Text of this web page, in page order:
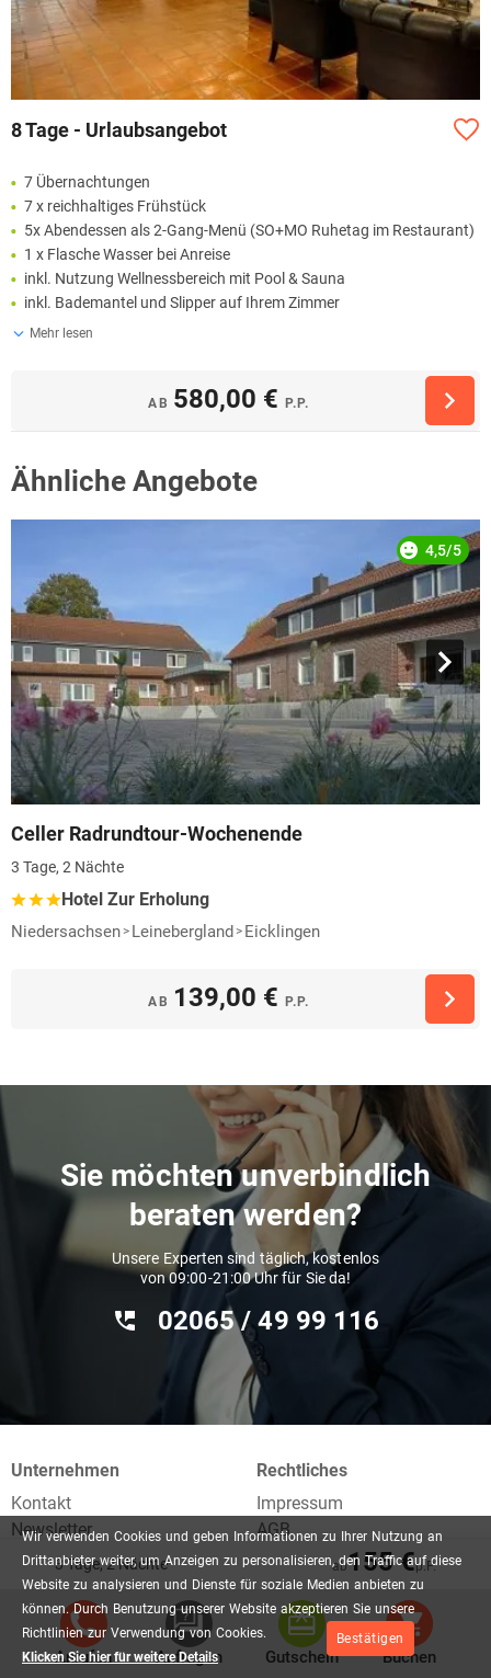
Wir verwenden Cookies und geben Informationen zu Ihrer Nutzung an
Drittanbieter weiter, um Anzeigen zu personalisieren, den Traffic auf diese
Website zu analysieren und Dienste für soziale Medien anbieten zu
können. Durch Benutzung unserer Website akzeptieren Sie unsere
Richtlinien zur Verwendung von Cookies.
Klicken Sie hier für weitere Details
Bestätigen
3 Tage, 2 Nächte ab155 €p.P.
Anrufen Anfragen Gutschein Buchen
8 Tage - Urlaubsangebot
7 Übernachtungen
7 x reichhaltiges Frühstück
5x Abendessen als 2-Gang-Menü (SO+MO Ruhetag im Restaurant)
1 x Flasche Wasser bei Anreise
inkl. Nutzung Wellnessbereich mit Pool & Sauna
inkl. Bademantel und Slipper auf Ihrem Zimmer
Mehr lesen
AB 580,00 € P.P.
Ähnliche Angebote
4,5/5
Celler Radrundtour-Wochenende
3 Tage, 2 Nächte
Hotel Zur Erholung
Niedersachsen Leinebergland Eicklingen
AB 139,00 € P.P.
Sie möchten unverbindlich
beraten werden?
Unsere Experten sind täglich, kostenlos
von 09:00-21:00 Uhr für Sie da!
02065 / 49 ‌99 116
Unternehmen
Kontakt
Newsletter
Unser Shop
Quellen
Über uns
Rechtliches
Impressum
AGB
Datenschutz
Reiserichtlinien
Reiseversicherung
Zahlung & Versand
Widerrufsbelehrung